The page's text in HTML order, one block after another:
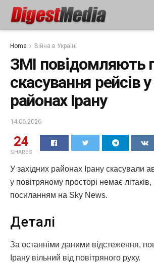
Home Війна в Україні
ЗМІ повідомляють
скасування рейсів
районах Ірану
14.06.2026
24
SHARES
У західних районах Ірану скасували
у повітряному просторі немає
посиланням на Sky News.
Деталі
За останніми даними відстеження,
Ірану вільний від повітряного руху.